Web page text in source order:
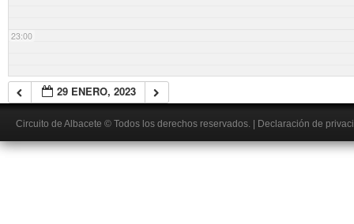
23:00
29 ENERO, 2023
Circuito de Albacete © Todos los derechos reservados. Declaración de